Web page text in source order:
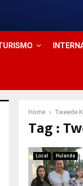
Home Tweede
Tag :
Local Hulanda